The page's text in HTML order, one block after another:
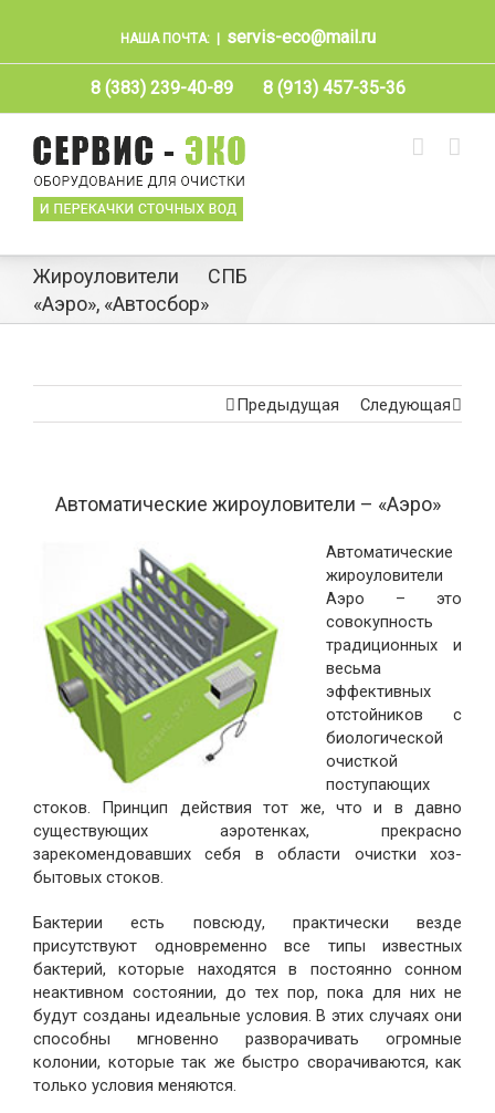
НАША ПОЧТА: servis-eco@mail.ru
8 (383) 239-40-89 8 (913) 457-35-36
Жироуловители СПБ
«Аэро», «Автосбор»
Предыдущая Следующая
Автоматические жироуловители – «Аэро»
Автоматические
жироуловители
Аэро – это
совокупность
традиционных и
весьма
эффективных
отстойников с
биологической
очисткой
поступающих
стоков. Принцип действия тот же, что и в давно
существующих аэротенках, прекрасно
зарекомендовавших себя в области очистки хоз-
бытовых стоков.
Бактерии есть повсюду, практически везде
присутствуют одновременно все типы известных
бактерий, которые находятся в постоянно сонном
неактивном состоянии, до тех пор, пока для них не
будут созданы идеальные условия. В этих случаях они
способны мгновенно разворачивать огромные
колонии, которые так же быстро сворачиваются, как
только условия меняются.